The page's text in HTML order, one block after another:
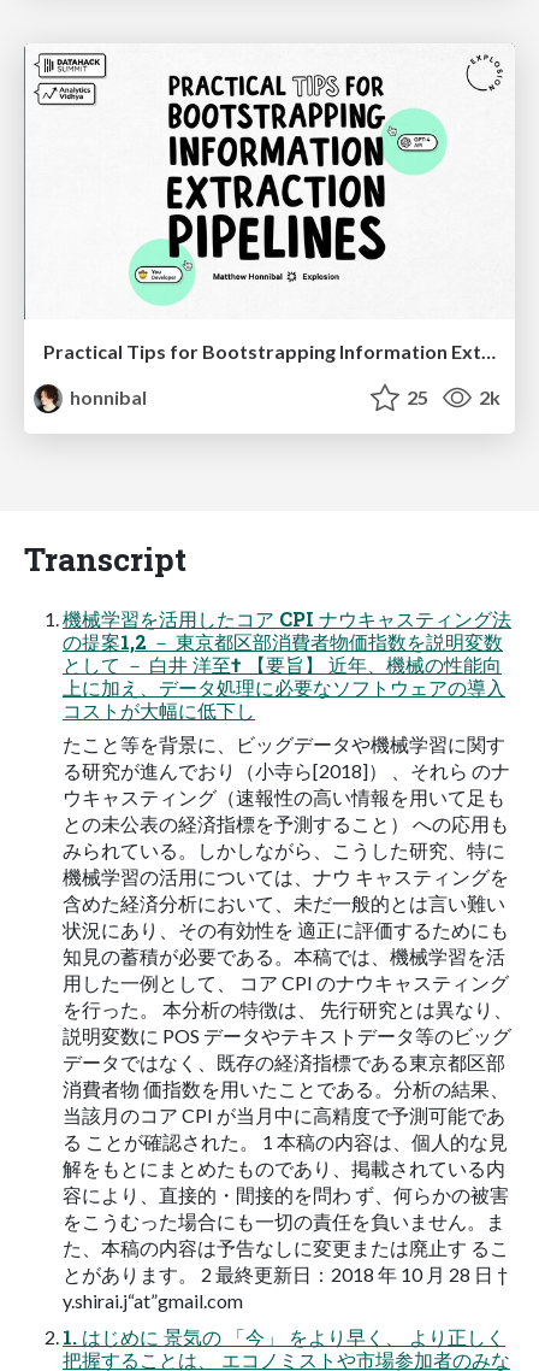
Practical Tips for Bootstrapping Information Extraction Pipelines
honnibal
25 2k
Transcript
機械学習を活用したコア CPI ナウキャスティング法
の提案1,2 － 東京都区部消費者物価指数を説明変数
として － 白井 洋至† 【要旨】 近年、機械の性能向
上に加え、データ処理に必要なソフトウェアの導入
コストが大幅に低下し
たこと等を背景に、ビッグデータや機械学習に関す
る研究が進んでおり（小寺ら[2018]） 、それら のナ
ウキャスティング（速報性の高い情報を用いて足も
との未公表の経済指標を予測すること） への応用も
みられている。しかしながら、こうした研究、特に
機械学習の活用については、ナウ キャスティングを
含めた経済分析において、未だ一般的とは言い難い
状況にあり、その有効性を 適正に評価するためにも
知見の蓄積が必要である。本稿では、機械学習を活
用した一例として、 コア CPI のナウキャスティング
を行った。 本分析の特徴は、 先行研究とは異なり、
説明変数に POS データやテキストデータ等のビッグ
データではなく、既存の経済指標である東京都区部
消費者物 価指数を用いたことである。分析の結果、
当該月のコア CPI が当月中に高精度で予測可能であ
る ことが確認された。 1 本稿の内容は、個人的な見
解をもとにまとめたものであり、掲載されている内
容により、直接的・間接的を問わ ず、何らかの被害
をこうむった場合にも一切の責任を負いません。ま
た、本稿の内容は予告なしに変更または廃止す るこ
とがあります。 2 最終更新日：2018 年 10 月 28 日 †
y.shirai.j“at”gmail.com
1. はじめに 景気の 「今」 をより早く、 より正しく
把握することは、 エコノミストや市場参加者のみな